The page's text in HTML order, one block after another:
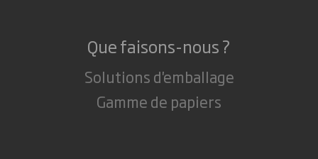
Que faisons-nous ?
Solutions d'emballage
Gamme de papiers